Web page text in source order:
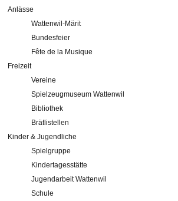
Anlässe
Wattenwil-Märit
Bundesfeier
Fête de la Musique
Freizeit
Vereine
Spielzeugmuseum Wattenwil
Bibliothek
Brätlistellen
Kinder & Jugendliche
Spielgruppe
Kindertagesstätte
Jugendarbeit Wattenwil
Schule